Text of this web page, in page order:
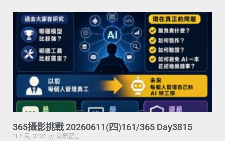
365攝影挑戰 20260611(四)161/365 Day3815
11 6 月, 2026
尚無留言